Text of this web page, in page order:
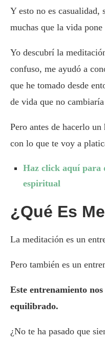
Y esto no es casualidad,
muchas que la vida
Yo descubrí la
confuso, me ayudó a
que he tomado desde
de vida que no
Pero antes de hacerlo
con lo que te voy a
Haz click aquí para
espiritual
¿Qué Es
La meditación es un
Pero también es un
Este entrenamiento
equilibrado.
¿No te ha pasado que